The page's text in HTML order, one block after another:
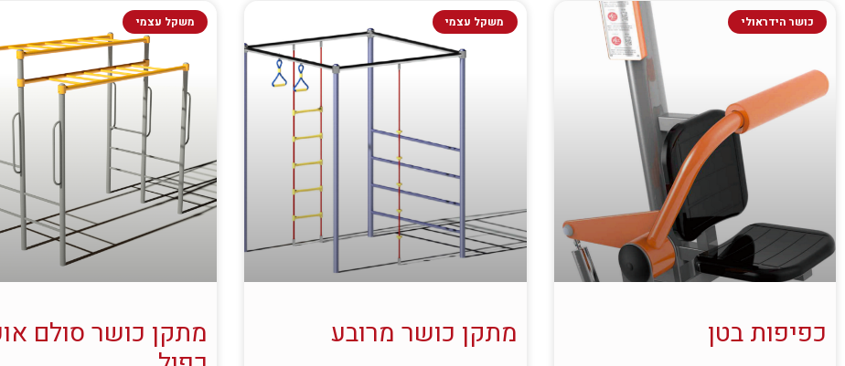
כושר הידראולי
כפיפות בטן
משקל עצמי
מתקן כושר מרובע
משקל עצמי
מתקן כושר סולם